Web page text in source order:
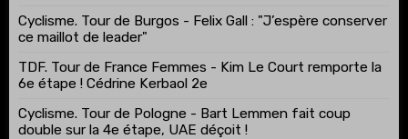
Cyclisme. Tour de Burgos - Felix Gall : "J’espère conserver
ce maillot de leader"
TDF. Tour de France Femmes - Kim Le Court remporte la
6e étape ! Cédrine Kerbaol 2e
Cyclisme. Tour de Pologne - Bart Lemmen fait coup
double sur la 4e étape, UAE déçoit !